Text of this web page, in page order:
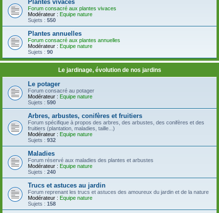
Plantes vivaces
Forum consacré aux plantes vivaces
Modérateur : Equipe nature
Sujets : 550
Plantes annuelles
Forum consacré aux plantes annuelles
Modérateur : Equipe nature
Sujets : 90
Le jardinage, évolution de nos jardins
Le potager
Forum consacré au potager
Modérateur : Equipe nature
Sujets : 590
Arbres, arbustes, conifères et fruitiers
Forum spécifique à propos des arbres, des arbustes, des conifères et des
fruitiers (plantation, maladies, taille...)
Modérateur : Equipe nature
Sujets : 932
Maladies
Forum réservé aux maladies des plantes et arbustes
Modérateur : Equipe nature
Sujets : 240
Trucs et astuces au jardin
Forum reprenant les trucs et astuces des amoureux du jardin et de la nature
Modérateur : Equipe nature
Sujets : 158